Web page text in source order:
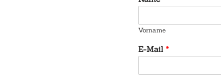
Vorname
E-Mail *